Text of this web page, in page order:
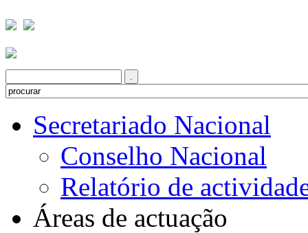
Secretariado Nacional
Conselho Nacional
Relatório de
Áreas de actuação